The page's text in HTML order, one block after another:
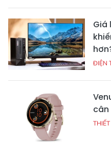
ĐỌC THÊM
ĐIỆN